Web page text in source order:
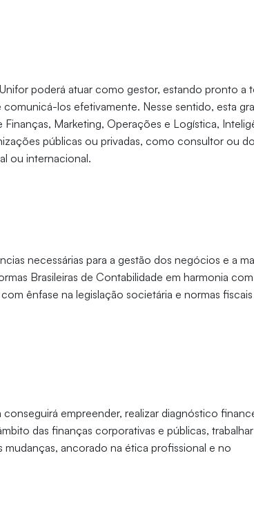
poderá atuar como gestor, estando pronto a
los efetivamente. Nesse sentido, esta
Finanças, Marketing, Operações e Logística,
públicas ou privadas, como consultor ou
ou internacional.
necessárias para a gestão dos negócios e a
Brasileiras de Contabilidade em harmonia
ênfase na legislação societária e normas fiscais
empreender, realizar diagnóstico
das finanças corporativas e públicas,
ancorado na ética profissional e no